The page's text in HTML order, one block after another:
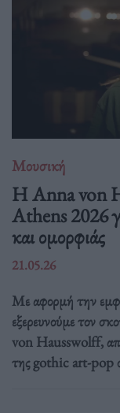
Μουσική
Η Anna von
Athens 2026
και ομορφιάς
21.05.26
Με αφορμή την
εξερευνούμε τον
von Hausswolff,
της gothic art-pop